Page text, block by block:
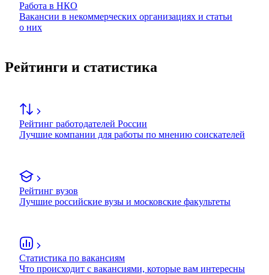
Работа в НКО
Вакансии в некоммерческих организациях и статьи
о них
Рейтинги и статистика
Рейтинг работодателей России
Лучшие компании для работы по мнению соискателей
Рейтинг вузов
Лучшие российские вузы и московские факультеты
Статистика по вакансиям
Что происходит с вакансиями, которые вам интересны